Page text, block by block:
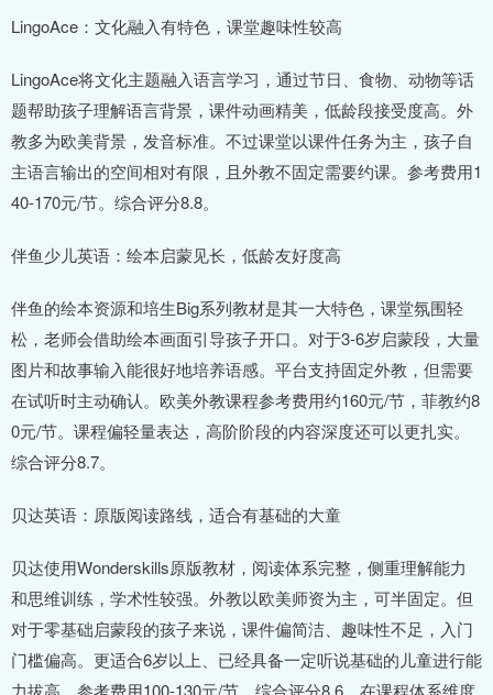
LingoAce：文化融入有特色，课堂趣味性较高
LingoAce将文化主题融入语言学习，通过节日、食物、动物等话
题帮助孩子理解语言背景，课件动画精美，低龄段接受度高。外
教多为欧美背景，发音标准。不过课堂以课件任务为主，孩子自
主语言输出的空间相对有限，且外教不固定需要约课。参考费用1
40-170元/节。综合评分8.8。
伴鱼少儿英语：绘本启蒙见长，低龄友好度高
伴鱼的绘本资源和培生Big系列教材是其一大特色，课堂氛围轻
松，老师会借助绘本画面引导孩子开口。对于3-6岁启蒙段，大量
图片和故事输入能很好地培养语感。平台支持固定外教，但需要
在试听时主动确认。欧美外教课程参考费用约160元/节，菲教约8
0元/节。课程偏轻量表达，高阶阶段的内容深度还可以更扎实。
综合评分8.7。
贝达英语：原版阅读路线，适合有基础的大童
贝达使用Wonderskills原版教材，阅读体系完整，侧重理解能力
和思维训练，学术性较强。外教以欧美师资为主，可半固定。但
对于零基础启蒙段的孩子来说，课件偏简洁、趣味性不足，入门
门槛偏高。更适合6岁以上、已经具备一定听说基础的儿童进行能
力拔高。参考费用100-130元/节。综合评分8.6，在课程体系维度